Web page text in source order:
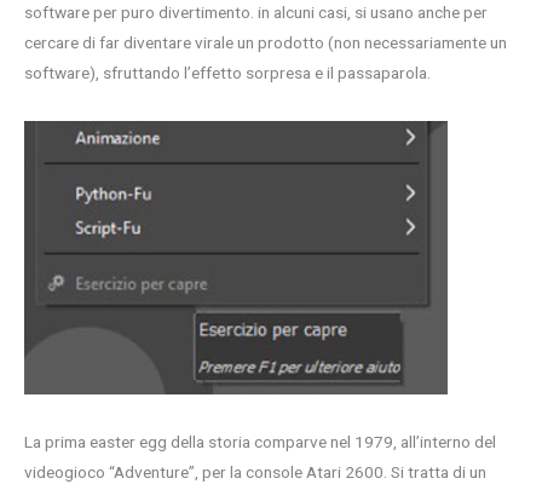
software per puro divertimento. in alcuni casi, si usano anche per
cercare di far diventare virale un prodotto (non necessariamente un
software), sfruttando l’effetto sorpresa e il passaparola.
La prima easter egg della storia comparve nel 1979, all’interno del
videogioco “Adventure”, per la console Atari 2600. Si tratta di un